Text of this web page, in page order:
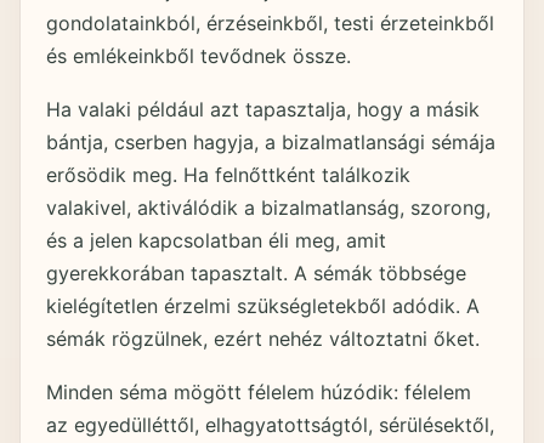
gondolatainkból, érzéseinkből, testi érzeteinkből
és emlékeinkből tevődnek össze.
Ha valaki például azt tapasztalja, hogy a másik
bántja, cserben hagyja, a bizalmatlansági sémája
erősödik meg. Ha felnőttként találkozik
valakivel, aktiválódik a bizalmatlanság, szorong,
és a jelen kapcsolatban éli meg, amit
gyerekkorában tapasztalt. A sémák többsége
kielégítetlen érzelmi szükségletekből adódik. A
sémák rögzülnek, ezért nehéz változtatni őket.
Minden séma mögött félelem húzódik: félelem
az egyedülléttől, elhagyatottságtól, sérülésektől,